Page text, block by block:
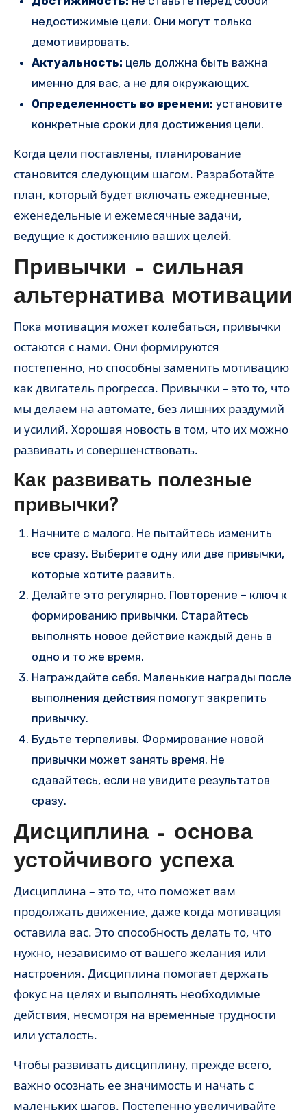
недостижимые цели. Они могут только
демотивировать.
Актуальность: цель должна быть важна
именно для вас, а не для окружающих.
Определенность во времени: установите
конкретные сроки для достижения цели.
Когда цели поставлены, планирование
становится следующим шагом. Разработайте
план, который будет включать ежедневные,
еженедельные и ежемесячные задачи,
ведущие к достижению ваших целей.
Привычки – сильная
альтернатива мотивации
Пока мотивация может колебаться, привычки
остаются с нами. Они формируются
постепенно, но способны заменить мотивацию
как двигатель прогресса. Привычки – это то, что
мы делаем на автомате, без лишних раздумий
и усилий. Хорошая новость в том, что их можно
развивать и совершенствовать.
Как развивать полезные
привычки?
Начните с малого. Не пытайтесь изменить
все сразу. Выберите одну или две привычки,
которые хотите развить.
Делайте это регулярно. Повторение – ключ к
формированию привычки. Старайтесь
выполнять новое действие каждый день в
одно и то же время.
Награждайте себя. Маленькие награды после
выполнения действия помогут закрепить
привычку.
Будьте терпеливы. Формирование новой
привычки может занять время. Не
сдавайтесь, если не увидите результатов
сразу.
Дисциплина – основа
устойчивого успеха
Дисциплина – это то, что поможет вам
продолжать движение, даже когда мотивация
оставила вас. Это способность делать то, что
нужно, независимо от вашего желания или
настроения. Дисциплина помогает держать
фокус на целях и выполнять необходимые
действия, несмотря на временные трудности
или усталость.
Чтобы развивать дисциплину, прежде всего,
важно осознать ее значимость и начать с
маленьких шагов. Постепенно увеличивайте